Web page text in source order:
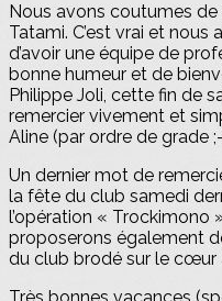
Nous avons coutumes
Tatami. C’est vrai et nous
d’avoir une équipe de
bonne humeur et de
Philippe Joli, cette fin de
remercier vivement et
Aline (par ordre de grade
Un dernier mot de
la fête du club samedi
l’opération « Trockimono
proposerons également
du club brodé sur le cœur